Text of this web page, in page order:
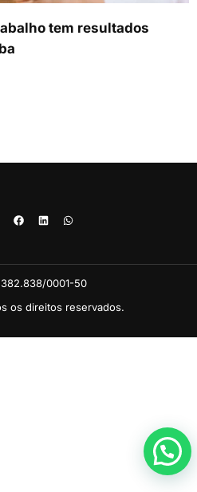
tem resultados
0001-50
os direitos reservados.